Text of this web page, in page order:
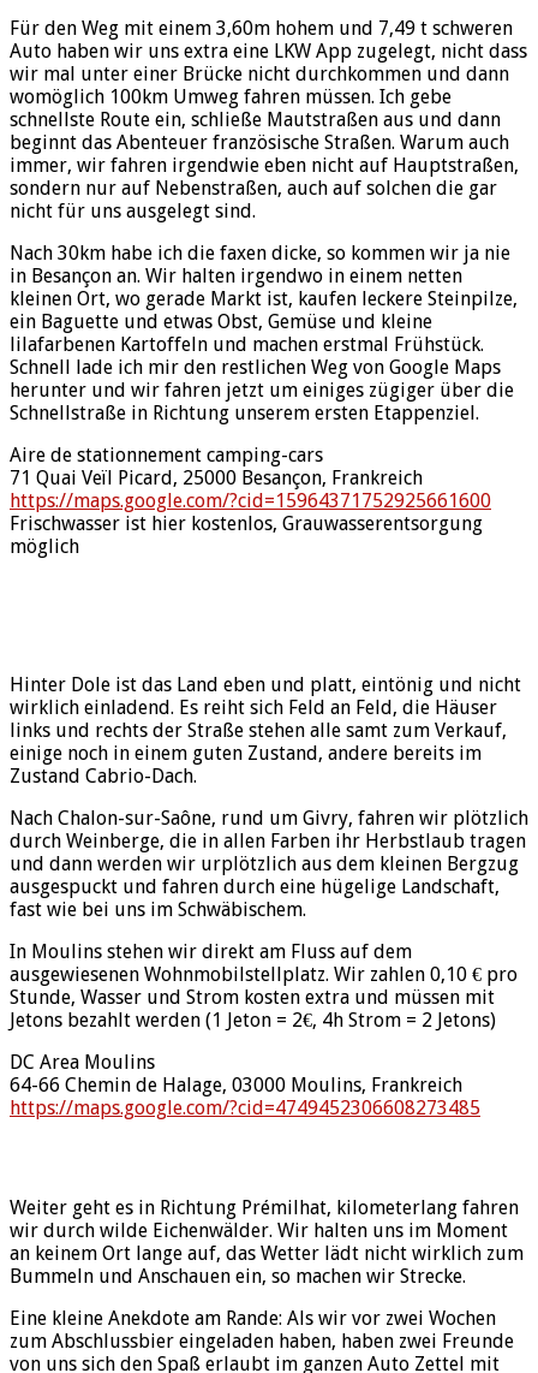
Für den Weg mit einem 3,60m hohem und 7,49 t schweren
Auto haben wir uns extra eine LKW App zugelegt, nicht dass
wir mal unter einer Brücke nicht durchkommen und dann
womöglich 100km Umweg fahren müssen. Ich gebe
schnellste Route ein, schließe Mautstraßen aus und dann
beginnt das Abenteuer französische Straßen. Warum auch
immer, wir fahren irgendwie eben nicht auf Hauptstraßen,
sondern nur auf Nebenstraßen, auch auf solchen die gar
nicht für uns ausgelegt sind.
Nach 30km habe ich die faxen dicke, so kommen wir ja nie
in Besançon an. Wir halten irgendwo in einem netten
kleinen Ort, wo gerade Markt ist, kaufen leckere Steinpilze,
ein Baguette und etwas Obst, Gemüse und kleine
lilafarbenen Kartoffeln und machen erstmal Frühstück.
Schnell lade ich mir den restlichen Weg von Google Maps
herunter und wir fahren jetzt um einiges zügiger über die
Schnellstraße in Richtung unserem ersten Etappenziel.
Aire de stationnement camping-cars
71 Quai Veïl Picard, 25000 Besançon, Frankreich
https://maps.google.com/?cid=15964371752925661600
Frischwasser ist hier kostenlos, Grauwasserentsorgung
möglich
Hinter Dole ist das Land eben und platt, eintönig und nicht
wirklich einladend. Es reiht sich Feld an Feld, die Häuser
links und rechts der Straße stehen alle samt zum Verkauf,
einige noch in einem guten Zustand, andere bereits im
Zustand Cabrio-Dach.
Nach Chalon-sur-Saône, rund um Givry, fahren wir plötzlich
durch Weinberge, die in allen Farben ihr Herbstlaub tragen
und dann werden wir urplötzlich aus dem kleinen Bergzug
ausgespuckt und fahren durch eine hügelige Landschaft,
fast wie bei uns im Schwäbischem.
In Moulins stehen wir direkt am Fluss auf dem
ausgewiesenen Wohnmobilstellplatz. Wir zahlen 0,10 € pro
Stunde, Wasser und Strom kosten extra und müssen mit
Jetons bezahlt werden (1 Jeton = 2€, 4h Strom = 2 Jetons)
DC Area Moulins
64-66 Chemin de Halage, 03000 Moulins, Frankreich
https://maps.google.com/?cid=4749452306608273485
Weiter geht es in Richtung Prémilhat, kilometerlang fahren
wir durch wilde Eichenwälder. Wir halten uns im Moment
an keinem Ort lange auf, das Wetter lädt nicht wirklich zum
Bummeln und Anschauen ein, so machen wir Strecke.
Eine kleine Anekdote am Rande: Als wir vor zwei Wochen
zum Abschlussbier eingeladen haben, haben zwei Freunde
von uns sich den Spaß erlaubt im ganzen Auto Zettel mit